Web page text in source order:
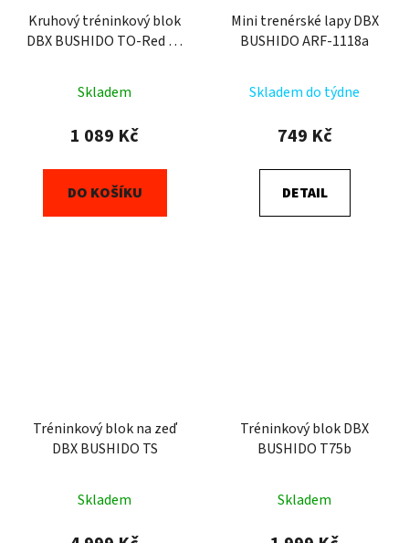
Kruhový tréninkový blok
DBX BUSHIDO TO-Red 40
Skladem
1 089 Kč
DO KOŠÍKU
Mini trenérské lapy DBX
BUSHIDO ARF-1118a
Skladem do týdne
749 Kč
DETAIL
Tréninkový blok na zeď
DBX BUSHIDO TS
Skladem
Tréninkový blok DBX
BUSHIDO T75b
Skladem